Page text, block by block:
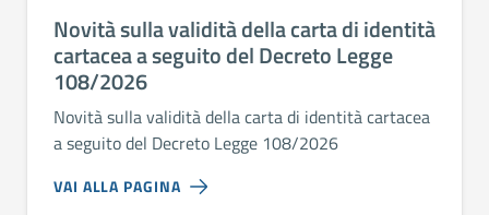
Novità sulla validità della carta di identità
cartacea a seguito del Decreto Legge
108/2026
Novità sulla validità della carta di identità cartacea
a seguito del Decreto Legge 108/2026
VAI ALLA PAGINA